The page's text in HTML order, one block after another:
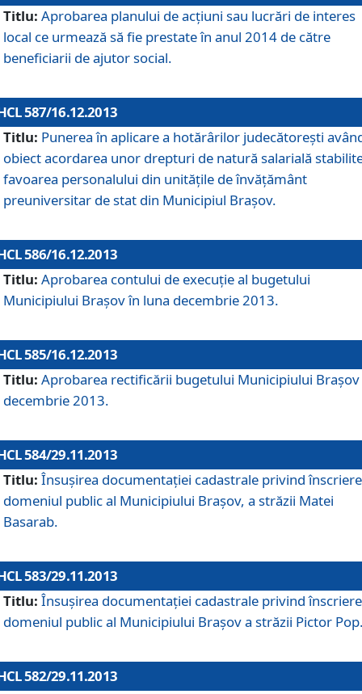
Titlu: Aprobarea planului de acţiuni sau lucrări de interes
local ce urmează să fie prestate în anul 2014 de către
beneficiarii de ajutor social.
587/16.12.2013
Titlu: Punerea în aplicare a hotărârilor judecătoreşti
obiect acordarea unor drepturi de natură salarială
favoarea personalului din unităţile de învăţământ
preuniversitar de stat din Municipiul Braşov.
586/16.12.2013
Titlu: Aprobarea contului de execuţie al bugetului
Municipiului Braşov în luna decembrie 2013.
585/16.12.2013
Titlu: Aprobarea rectificării bugetului Municipiului Braşov
decembrie 2013.
584/29.11.2013
Titlu: Însuşirea documentaţiei cadastrale privind
domeniul public al Municipiului Braşov, a străzii Matei
Basarab.
583/29.11.2013
Titlu: Însuşirea documentaţiei cadastrale privind
domeniul public al Municipiului Braşov a străzii Pictor
582/29.11.2013